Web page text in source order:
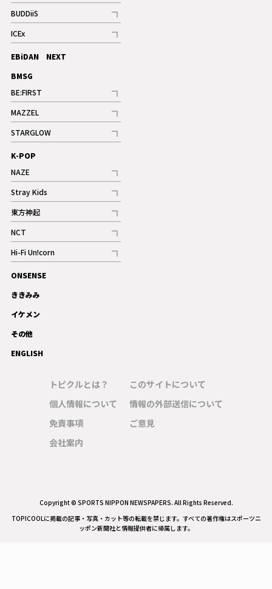
記事
BUDDiiS
記事
ICEx
記事
EBiDAN NEXT
BMSG
BE:FIRST
記事
ギャラリー
MAZZEL
記事
ギャラリー
STARGLOW
記事
K-POP
NAZE
記事
Stray Kids
記事
東方神起
記事
NCT
記事
Hi-Fi Un!corn
記事
ギャラリー
ONSENSE
ききみみ
イケメン
その他
ENGLISH
トピクルとは？
個人情報について
免責事項
会社案内
このサイトについて
情報の外部送信について
ご意見
Copyright © SPORTS NIPPON NEWSPAPERS. All Rights Reserved.
TOPICOOLに掲載の記事・写真・カット等の転載を禁じます。すべての著作権はスポーツニ
ッポン新聞社と情報提供者に帰属します。